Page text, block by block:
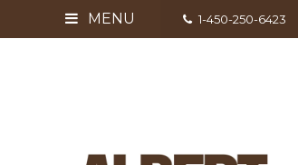
MENU 1-450-250-6423